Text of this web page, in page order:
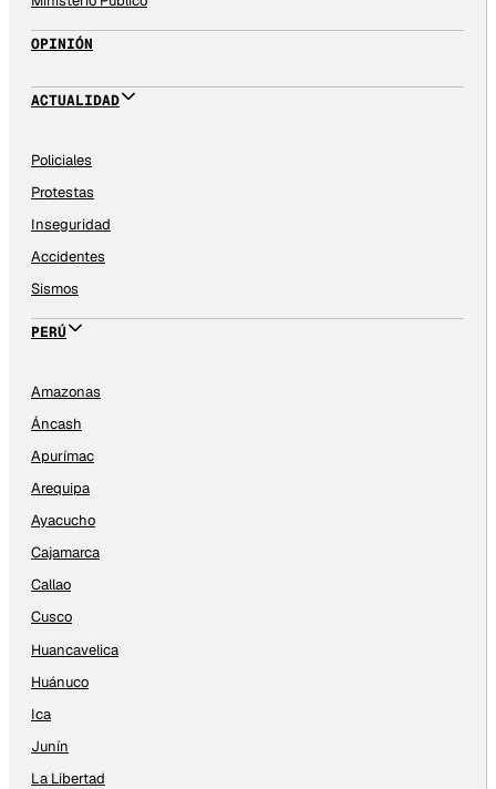
OPINIÓN
ACTUALIDAD
Policiales
Protestas
Inseguridad
Accidentes
Sismos
PERÚ
Amazonas
Áncash
Apurímac
Arequipa
Ayacucho
Cajamarca
Callao
Cusco
Huancavelica
Huánuco
Ica
Junín
La Libertad